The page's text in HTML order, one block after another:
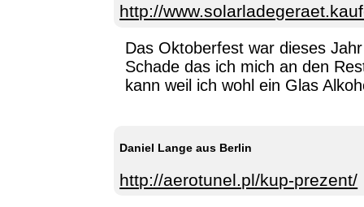
http://
Das Oktoberfest war dieses
Schade das ich mich an den
kann weil ich wohl ein Glas
Daniel Lange aus Berlin
http://aerotunel.pl/kup-prezent/